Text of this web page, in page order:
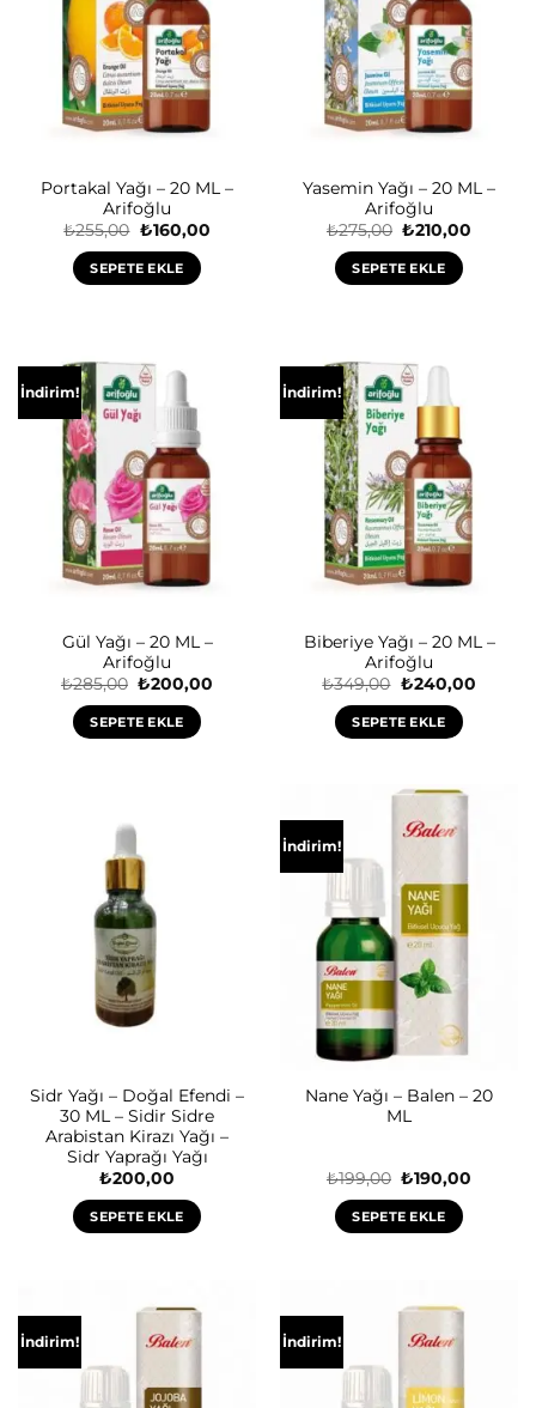
Portakal Yağı – 20 ML –
Arifoğlu
₺255,00 Orijinal
₺255,00.
₺160,00Şu
SEPETE EKLE
Yasemin Yağı – 20 ML –
Arifoğlu
₺275,00 Orijinal
₺275,00.
₺210,00
SEPETE EKLE
İndirim!
Gül Yağı – 20 ML –
Arifoğlu
₺285,00 Orijinal
₺285,00.
₺200,00
SEPETE EKLE
İndirim!
Biberiye Yağı – 20 ML –
Arifoğlu
₺349,00 Orijinal
₺349,00.
₺240,00Şu
SEPETE EKLE
Sidr Yağı – Doğal Efendi –
30 ML – Sidir Sidre
Arabistan Kirazı Yağı –
Sidr Yaprağı Yağı
₺200,00
SEPETE EKLE
İndirim!
Nane Yağı – Balen – 20
ML
₺199,00 Orijinal
₺199,00.
₺190,00
SEPETE EKLE
İndirim! İndirim!